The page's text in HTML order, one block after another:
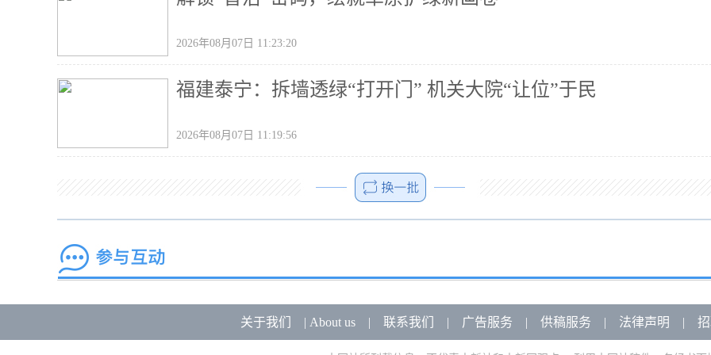
2026年08月07日 11:23:20
福建泰宁：拆墙透绿“打开门” 机关大院“让位”于民
2026年08月07日 11:19:56
关于我们 | About us| 联系我们 | 广告服务 | 供稿服务 | 法律声明 |